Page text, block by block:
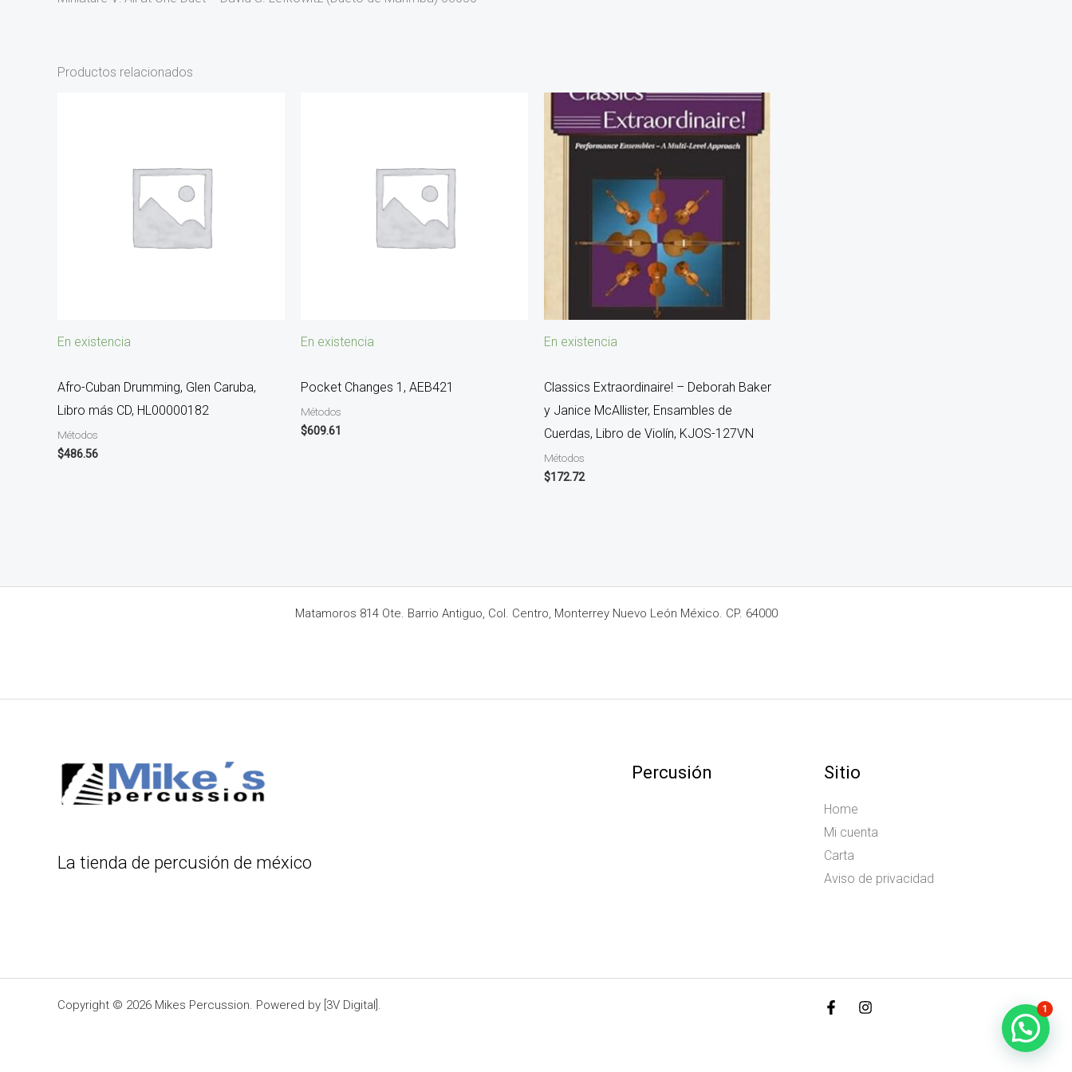
Productos relacionados
En existencia
Afro-Cuban Drumming, Glen Caruba,
Libro más CD, HL00000182
Métodos
$486.56
En existencia
Pocket Changes 1, AEB421
Métodos
$609.61
En existencia
Classics Extraordinaire! – Deborah Baker
y Janice McAllister, Ensambles de
Cuerdas, Libro de Violín, KJOS-127VN
Métodos
$172.72
Matamoros 814 Ote. Barrio Antiguo, Col. Centro, Monterrey Nuevo León México. CP. 64000
La tienda de percusión de méxico
Percusión Sitio
Home
Mi cuenta
Carta
Aviso de privacidad
Copyright © 2026 Mikes Percussion. Powered by [3V Digital]. 1